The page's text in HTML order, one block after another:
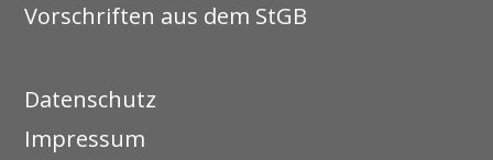
Vorschriften aus dem StGB
Datenschutz
Impressum